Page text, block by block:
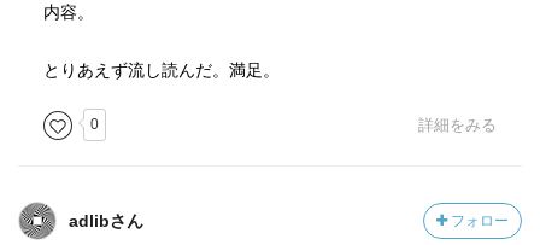
内容。
とりあえず流し読んだ。満足。
0 詳細をみる
adlibさん フォロー